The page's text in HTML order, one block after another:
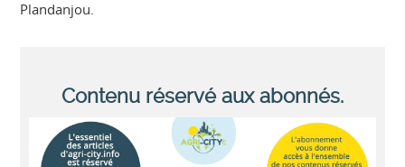
Plandanjou.
Contenu réservé aux abonnés.